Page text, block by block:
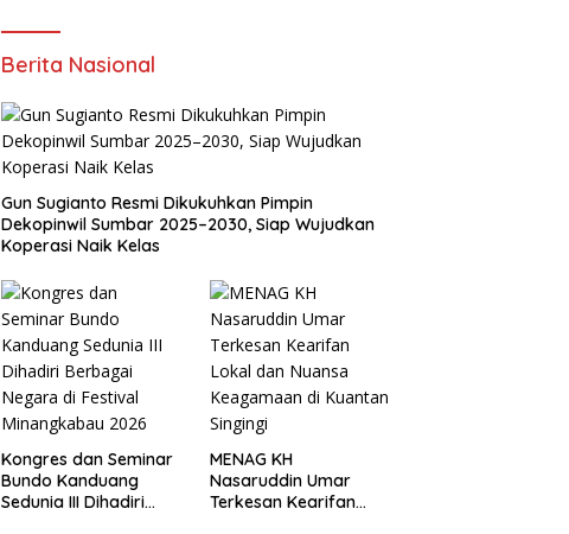
Berita Nasional
Gun Sugianto Resmi Dikukuhkan Pimpin
Dekopinwil Sumbar 2025–2030, Siap Wujudkan
Koperasi Naik Kelas
Kongres dan Seminar
Bundo Kanduang
Sedunia III Dihadiri
MENAG KH
Nasaruddin Umar
Terkesan Kearifan